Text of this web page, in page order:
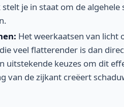
je in staat om de
Het weerkaatsen van licht
veel flatterender is dan
uitstekende keuzes om dit
van de zijkant creëert